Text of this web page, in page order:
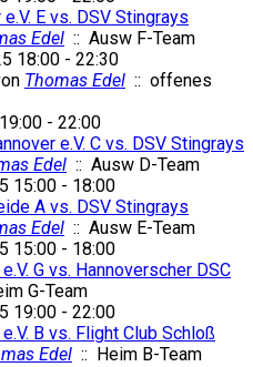
E vs. DSV Stingrays
Edel :: Ausw F-Team
18:00 - 22:30
Thomas Edel :: offenes
- 22:00
e.V. C vs. DSV Stingrays
Edel :: Ausw D-Team
15:00 - 18:00
A vs. DSV Stingrays
Edel :: Ausw E-Team
15:00 - 18:00
G vs. Hannoverscher DSC
G-Team
19:00 - 22:00
B vs. Flight Club Schloß
Edel :: Heim B-Team